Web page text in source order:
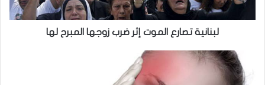
لبنانية تصارع الموت إثر ضرب زوجها المبرح لها
كنت
تعاني